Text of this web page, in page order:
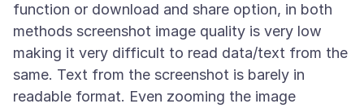
function or download and share option, in both
methods screenshot image quality is very low
making it very difficult to read data/text from the
same. Text from the screenshot is barely in
readable format. Even zooming the image